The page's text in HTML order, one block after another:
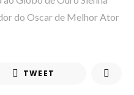
do Oscar de Melhor Ator
TWEET